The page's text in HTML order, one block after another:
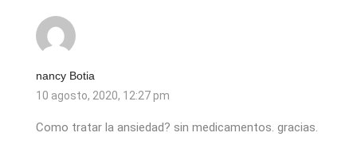
nancy Botia
10 agosto, 2020, 12:27 pm
Como tratar la ansiedad? sin medicamentos. gracias.